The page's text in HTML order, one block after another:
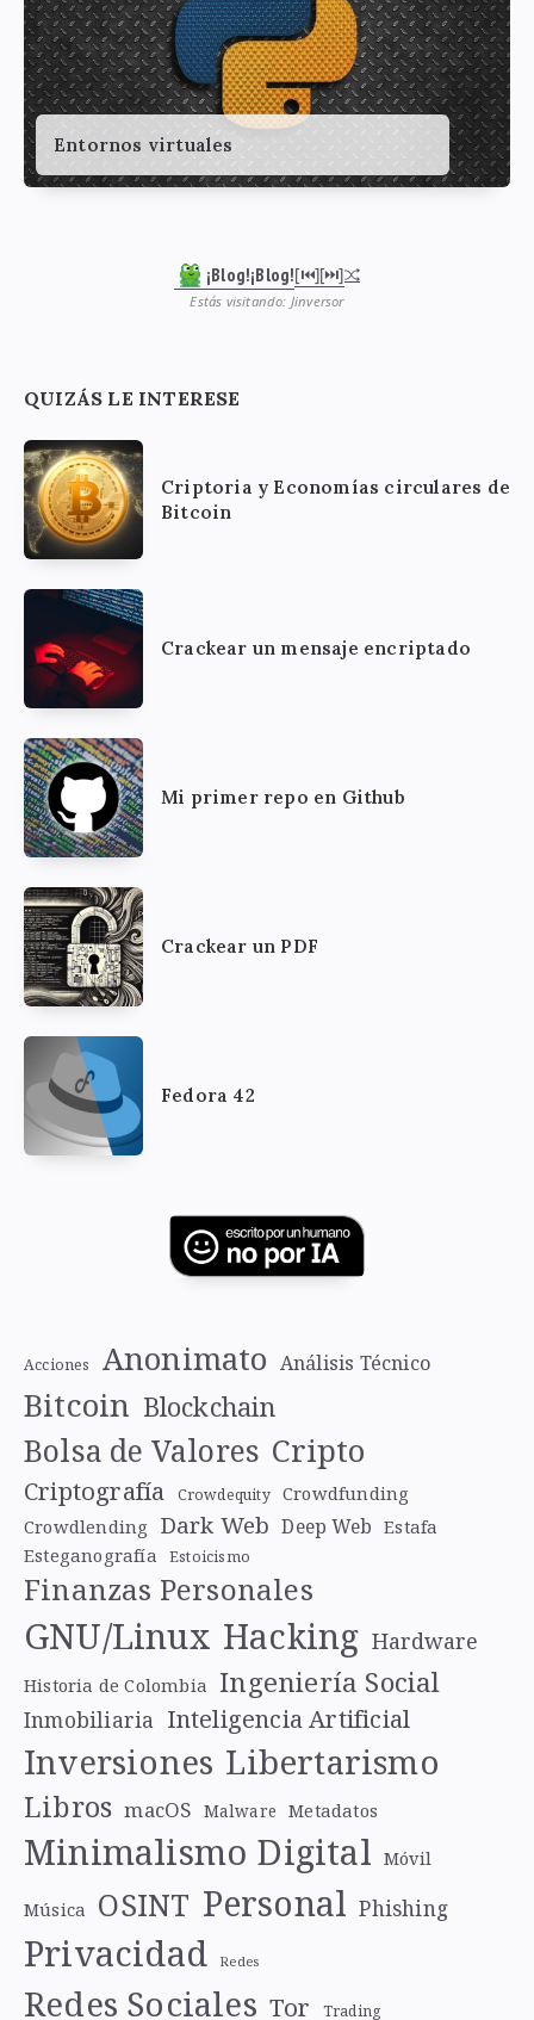
Entornos virtuales
¡Blog!¡Blog![⏮︎][⏭︎]
Estás visitando: Jinversor
QUIZÁS LE INTERESE
Criptoria y Economías circulares de
Bitcoin
Crackear un mensaje encriptado
Mi primer repo en Github
Crackear un PDF
Fedora 42
Acciones Anonimato Análisis Técnico
Bitcoin Blockchain
Bolsa de Valores Cripto
Criptografía Crowdequity
Crowdfunding
Crowdlending Dark Web Deep Web Estafa
Esteganografía
Estoicismo
Finanzas Personales
GNU/Linux Hacking Hardware
Historia de Colombia Ingeniería Social
Inmobiliaria Inteligencia Artificial
Inversiones Libertarismo
Libros macOS Malware Metadatos
Minimalismo Digital Móvil
Música OSINT Personal Phishing
Privacidad Redes
Redes Sociales Tor Trading